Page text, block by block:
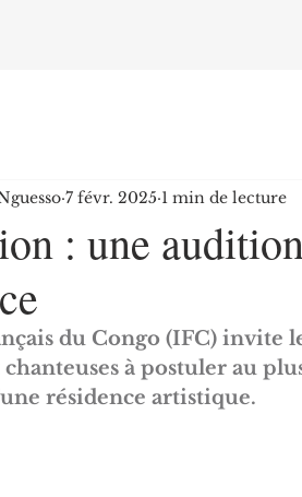
: une
7 févr. 2025 1 min de lecture
du Congo (IFC) invite
chanteuses à postuler au
résidence artistique.